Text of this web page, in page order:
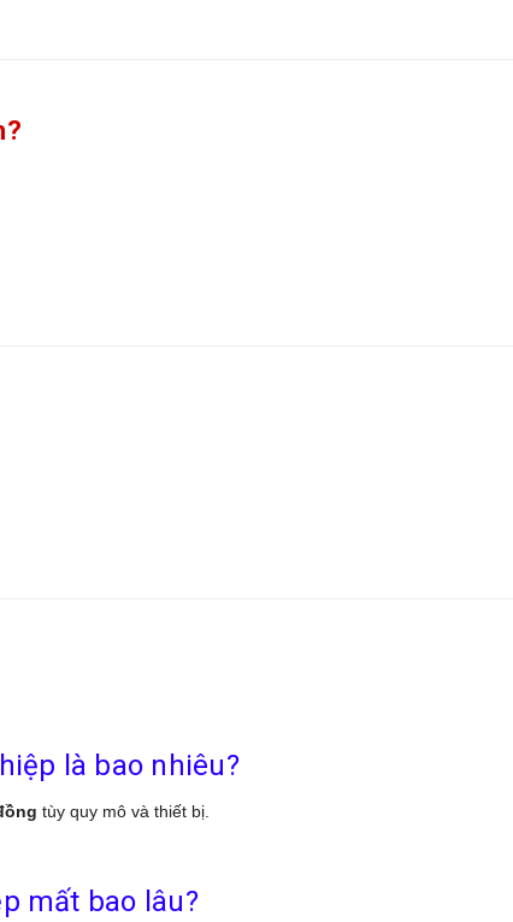
là bao nhiêu?
tùy quy mô và thiết bị.
mất bao lâu?